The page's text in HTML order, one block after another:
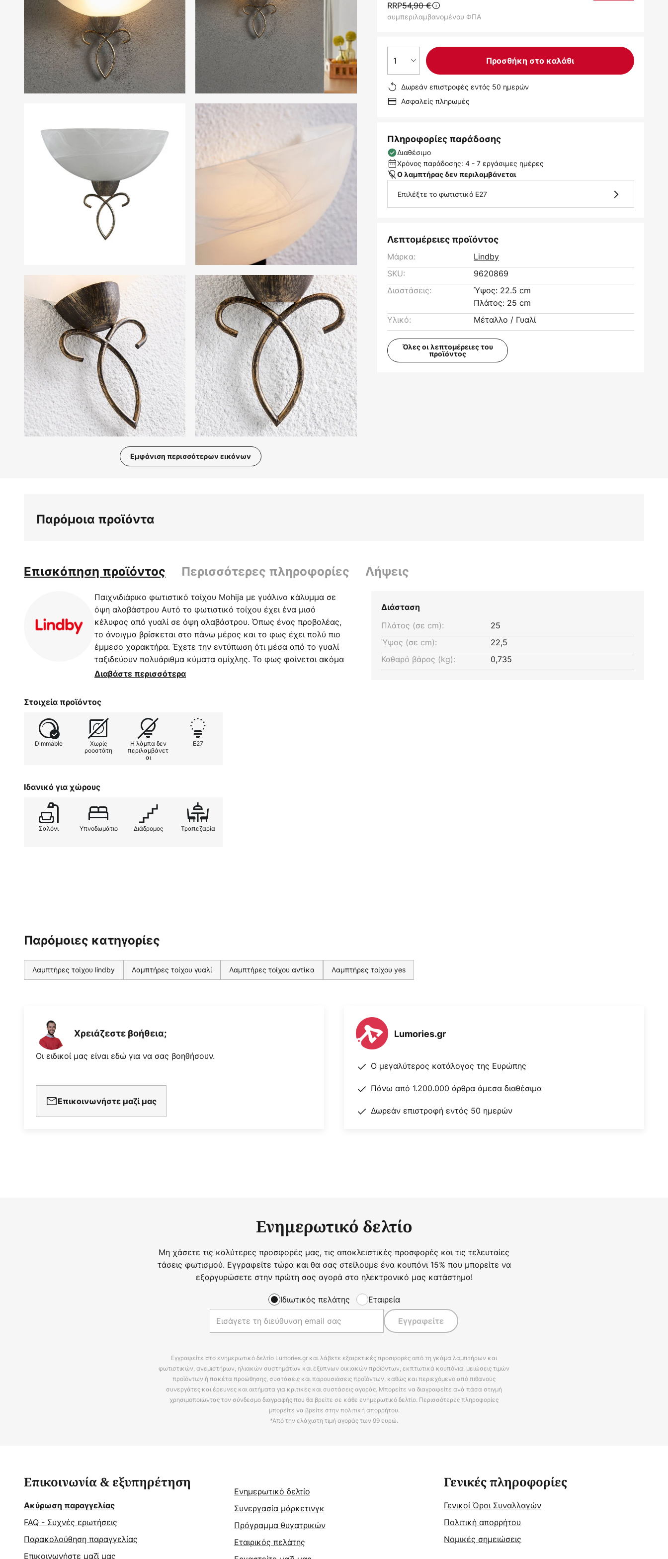
Εμφάνιση περισσότερων εικόνων
συλλογής
RRP54,90 €
συμπεριλαμβανομένου ΦΠΑ
1 Προσθήκη στο καλάθι
Δωρεάν επιστροφές εντός 50 ημερών
Ασφαλείς πληρωμές
Πληροφορίες παράδοσης
Διαθέσιμο
Χρόνος παράδοσης: 4 - 7 εργάσιμες ημέρες
Ο λαμπτήρας δεν περιλαμβάνεται
Επιλέξτε το φωτιστικό E27
Λεπτομέρειες προϊόντος
Μάρκα:
Lindby
SKU:
9620869
Διαστάσεις:
Ύψος: 22.5 cm
Πλάτος: 25 cm
Υλικό:
Μέταλλο / Γυαλί
Όλες οι λεπτομέρειες του
προϊόντος
Παρόμοια προϊόντα
Επισκόπηση προϊόντος Περισσότερες πληροφορίες Λήψεις
Παιχνιδιάρικο φωτιστικό τοίχου Mohija με γυάλινο κάλυμμα σε
όψη αλαβάστρου Αυτό το φωτιστικό τοίχου έχει ένα μισό
κέλυφος από γυαλί σε όψη αλαβάστρου. Όπως ένας προβολέας,
το άνοιγμα βρίσκεται στο πάνω μέρος και το φως έχει πολύ πιο
έμμεσο χαρακτήρα. Έχετε την εντύπωση ότι μέσα από το γυαλί
ταξιδεύουν πολυάριθμα κύματα ομίχλης. Το φως φαίνεται ακόμα
πιο ζεστό χάρη σε αυτή την απόχρωση αλαβάστρου. Αξίζει
συνολική εικόνα.
Διαβάστε περισσότερα
Στοιχεία προϊόντος
Dimmable
Χωρίς
ροοστάτη
Η λάμπα δεν
περιλαμβάνετ
αι
E27
Ιδανικό για χώρους
Σαλόνι Υπνοδωμάτιο Διάδρομος Τραπεζαρία
Διάσταση
Πλάτος (σε cm):
25
Ύψος (σε cm):
22,5
Καθαρό βάρος (kg):
0,735
Παρόμοιες κατηγορίες
Λαμπτήρες τοίχου lindby Λαμπτήρες τοίχου γυαλί Λαμπτήρες τοίχου αντίκα Λαμπτήρες τοίχου yes
Χρειάζεστε βοήθεια;
Οι ειδικοί μας είναι εδώ για να σας βοηθήσουν.
Επικοινωνήστε μαζί μας
Lumories.gr
Ο μεγαλύτερος κατάλογος της Ευρώπης
Πάνω από 1.200.000 άρθρα άμεσα διαθέσιμα
Δωρεάν επιστροφή εντός 50 ημερών
Ενημερωτικό δελτίο
Μη χάσετε τις καλύτερες προσφορές μας, τις αποκλειστικές προσφορές και τις τελευταίες
τάσεις φωτισμού. Εγγραφείτε τώρα και θα σας στείλουμε ένα κουπόνι 15% που μπορείτε να
εξαργυρώσετε στην πρώτη σας αγορά στο ηλεκτρονικό μας κατάστημα!
Ιδιωτικός πελάτης Εταιρεία
Εγγραφείτε
Εγγραφείτε στο ενημερωτικό δελτίο Lumories.gr και λάβετε εξαιρετικές προσφορές από τη γκάμα λαμπτήρων και
φωτιστικών, ανεμιστήρων, ηλιακών συστημάτων και έξυπνων οικιακών προϊόντων, εκπτωτικά κουπόνια, μειώσεις τιμών
προϊόντων ή πακέτα προώθησης, συστάσεις και παρουσιάσεις προϊόντων, καθώς και περιεχόμενο από πιθανούς
συνεργάτες και έρευνες και αιτήματα για κριτικές και συστάσεις αγοράς. Μπορείτε να διαγραφείτε ανά πάσα στιγμή
χρησιμοποιώντας τον σύνδεσμο διαγραφής που θα βρείτε σε κάθε ενημερωτικό δελτίο. Περισσότερες πληροφορίες
μπορείτε να βρείτε στην πολιτική απορρήτου.
*Από την ελάχιστη τιμή αγοράς των 99 ευρώ.
Επικοινωνία & εξυπηρέτηση
Ακύρωση παραγγελίας
FAQ - Συχνές ερωτήσεις
Παρακολούθηση παραγγελίας
Επικοινωνήστε μαζί μας
Ενημερωτικό δελτίο
Συνεργασία μάρκετινγκ
Πρόγραμμα θυγατρικών
Εταιρικός πελάτης
Γενικές πληροφορίες
Γενικοί Όροι Συναλλαγών
Πολιτική απορρήτου
Νομικές σημειώσεις